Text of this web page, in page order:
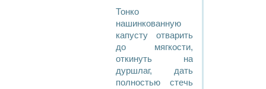
Тонко
нашинкованную
капусту отварить
до мягкости,
откинуть на
дуршлаг, дать
полностью стечь